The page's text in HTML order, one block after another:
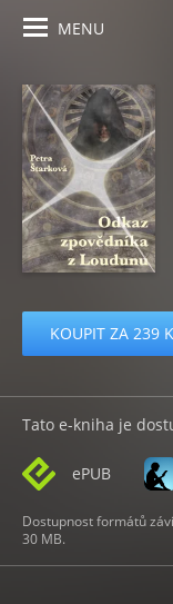
MENU
KOUPIT ZA 239
Tato e-kniha je
ePUB
Dostupnost formátů
30 MB.